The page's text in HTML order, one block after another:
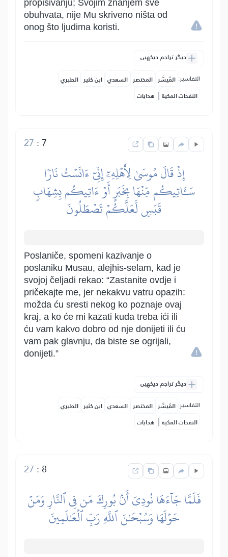
propisivanju; Svojim znanjem sve
obuhvata, nije Mu skriveno ništa od
onog što ljudima koristi.
دیگر تراجم دیکھیں
التفاسير: المُيسَّر المختصر السعدي ابن كثير الطبري
النفحات المكية | هدايات
7
:
27
إِذۡ قَالَ مُوسَىٰ لِأَهۡلِهِۦٓ إِنِّيٓ ءَانَسۡتُ نَارٗا
سَـَٔاتِيكُم مِّنۡهَا بِخَبَرٍ أَوۡ ءَاتِيكُم بِشِهَابٖ
قَبَسٖ لَّعَلَّكُمۡ تَصۡطَلُونَ
Poslaniče, spomeni kazivanje o
poslaniku Musau, alejhis-selam, kad je
svojoj čeljadi rekao: “Zastanite ovdje i
pričekajte me, jer nekakvu vatru opazih:
možda ću sresti nekog ko poznaje ovaj
kraj, a ko će mi kazati kuda treba ići ili
ću vam kakvo dobro od nje donijeti ili ću
vam pak glavnju, da biste se ogrijali,
donijeti.”
دیگر تراجم دیکھیں
التفاسير: المُيسَّر المختصر السعدي ابن كثير الطبري
النفحات المكية | هدايات
8
:
27
فَلَمَّا جَآءَهَا نُودِيَ أَنۢ بُورِكَ مَن فِي ٱلنَّارِ وَمَنۡ
حَوۡلَهَا وَسُبۡحَٰنَ ٱللَّهِ رَبِّ ٱلۡعَٰلَمِينَ